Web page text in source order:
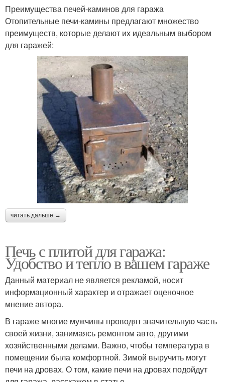
Преимущества печей-каминов для гаража
Отопительные печи-камины предлагают множество
преимуществ, которые делают их идеальным выбором
для гаражей:
читать дальше →
Печь с плитой для гаража:
Удобство и тепло в вашем гараже
Данный материал не является рекламой, носит
информационный характер и отражает оценочное
мнение автора.
В гараже многие мужчины проводят значительную часть
своей жизни, занимаясь ремонтом авто, другими
хозяйственными делами. Важно, чтобы температура в
помещении была комфортной. Зимой выручить могут
печи на дровах. О том, какие печи на дровах подойдут